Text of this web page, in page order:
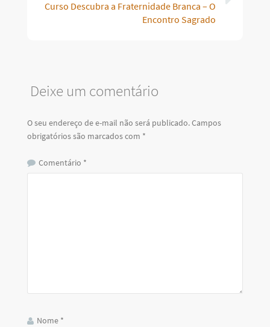
Curso Descubra a Fraternidade Branca – O
Encontro Sagrado
Deixe um comentário
O seu endereço de e-mail não será publicado.Campos
obrigatórios são marcados com *
Comentário *
Nome *